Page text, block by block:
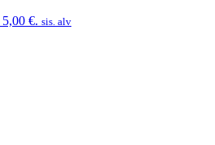
€. sis. alv